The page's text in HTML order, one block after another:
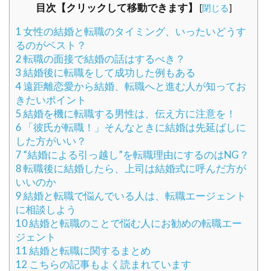
目次【クリックして移動できます】 [閉じる]
1女性の結婚と転職のタイミング、いったいどうす
るのがベスト？
2転職の面接で結婚の話はするべき？
3結婚後に転職をして成功した例もある
4遠距離恋愛から結婚、転職へと進む人が知ってお
きたいポイント
5結婚を機に転職する男性は、伝え方に注意を！
6 「彼氏が転職！」そんなときに結婚は先延ばしに
した方がいい？
7 “結婚による引っ越し”を転職理由にするのはNG？
8転職後に結婚したら、上司は結婚式に呼んだ方が
いいのか
9結婚と転職で悩んでいる人は、転職エージェント
に相談しよう
10結婚と転職のことで悩む人にお勧めの転職エー
ジェント
11結婚と転職に関するまとめ
12 こちらの記事もよく読まれています